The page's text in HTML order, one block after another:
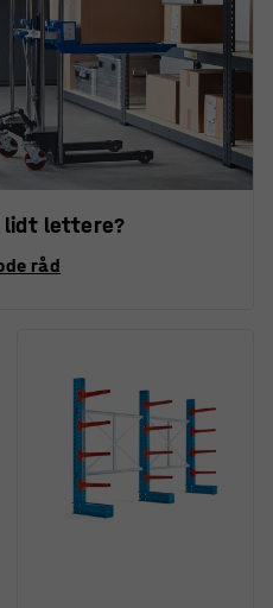
lidt lettere?
råd